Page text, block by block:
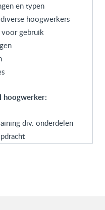
en typen
hoogwerkers
gebruik
hoogwerker:
div. onderdelen